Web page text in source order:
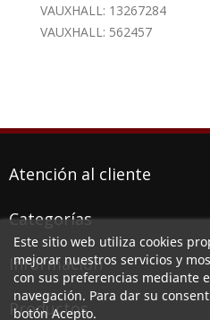
VAUXHALL: 13267284
VAUXHALL: 562457
Atención al cliente
Categorías
Información
Productos
Este sitio web utiliza cookies
mejorar nuestros servicios y
con sus preferencias mediante
navegación. Para dar su
botón Acepto.